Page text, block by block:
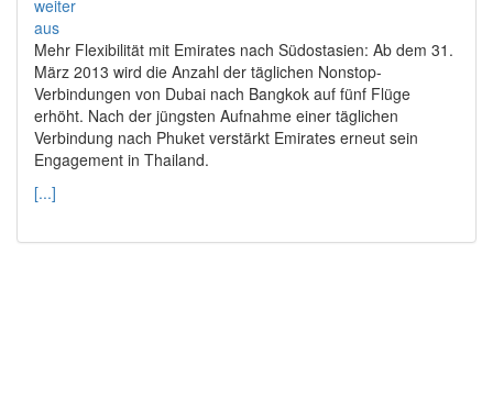
Mehr Flexibilität mit Emirates nach Südostasien: Ab dem 31.
März 2013 wird die Anzahl der täglichen Nonstop-
Verbindungen von Dubai nach Bangkok auf fünf Flüge
erhöht. Nach der jüngsten Aufnahme einer täglichen
Verbindung nach Phuket verstärkt Emirates erneut sein
Engagement in Thailand.
[...]